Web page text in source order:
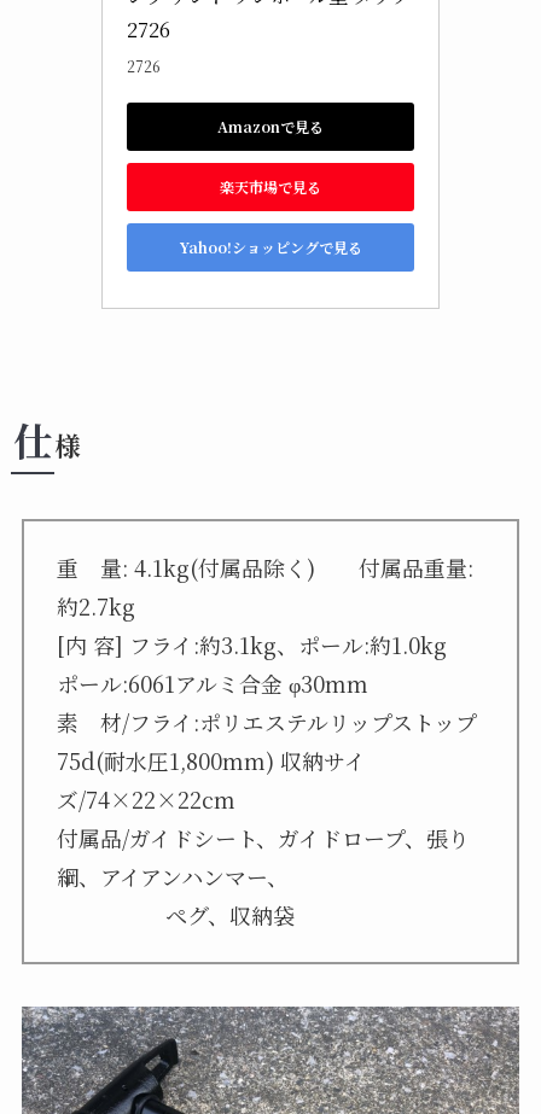
2726
2726
Amazonで見る
楽天市場で見る
Yahoo!ショッピングで見る
仕様
重 量: 4.1kg(付属品除く) 付属品重量:
約2.7kg
[内 容] フライ:約3.1kg、ポール:約1.0kg
ポール:6061アルミ合金 φ30mm
素 材/フライ:ポリエステルリップストップ
75d(耐水圧1,800mm) 収納サイ
ズ/74×22×22cm
付属品/ガイドシート、ガイドロープ、張り
綱、アイアンハンマー、
ペグ、収納袋